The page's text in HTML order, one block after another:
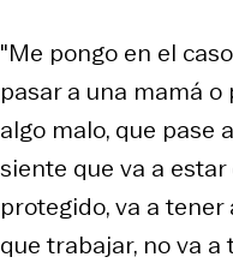
"Me pongo en el
pasar a una mamá
algo malo, que pase
siente que va a
protegido, va a
que trabajar, no va